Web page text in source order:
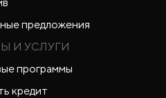
предложения
И УСЛУГИ
программы
кредит